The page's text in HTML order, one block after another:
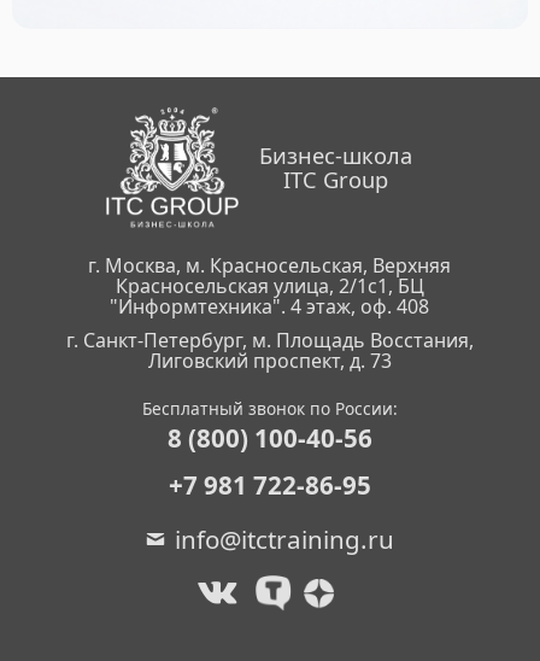
Бизнес-школа
ITC Group
г. Москва, м. Красносельская, Верхняя
Красносельская улица, 2/1с1, БЦ
"Информтехника". 4 этаж, оф. 408
г. Санкт-Петербург, м. Площадь Восстания,
Лиговский проспект, д. 73
Бесплатный звонок по России:
8 (800) 100-40-56
+7 981 722-86-95
info@itctraining.ru